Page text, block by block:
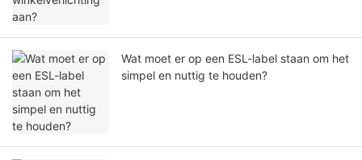
Wat moet er op een ESL-label staan ​​om het
simpel en nuttig te houden?